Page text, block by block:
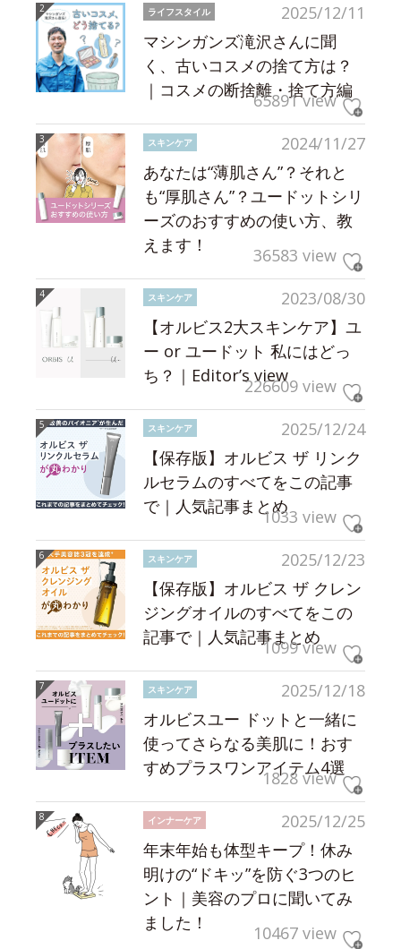
2025/12/11
ライフスタイル
マシンガンズ滝沢さんに聞
く、古いコスメの捨て方は？
｜コスメの断捨離・捨て方編
65891 view
2024/11/27
スキンケア
あなたは“薄肌さん”？それと
も“厚肌さん”？ユードットシリ
ーズのおすすめの使い方、教
えます！
36583 view
2023/08/30
スキンケア
【オルビス2大スキンケア】ユ
ー or ユードット 私にはどっ
ち？｜Editor’s view226609 view
2025/12/24
スキンケア
【保存版】オルビス ザ リンク
ルセラムのすべてをこの記事
で｜人気記事まとめ1033 view
2025/12/23
スキンケア
【保存版】オルビス ザ クレン
ジングオイルのすべてをこの
記事で｜人気記事まとめ
1099 view
2025/12/18
スキンケア
オルビスユー ドットと一緒に
使ってさらなる美肌に！おす
すめプラスワンアイテム4選
1828 view
2025/12/25
インナーケア
年末年始も体型キープ！休み
明けの“ドキッ”を防ぐ3つのヒ
ント｜美容のプロに聞いてみ
ました！
10467 view